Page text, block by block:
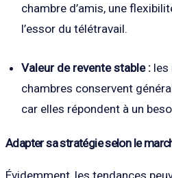
chambre d’amis, une
l’essor du télétravail.
Valeur de revente stable : les
chambres conservent
car elles répondent à un
Adapter sa stratégie selon le